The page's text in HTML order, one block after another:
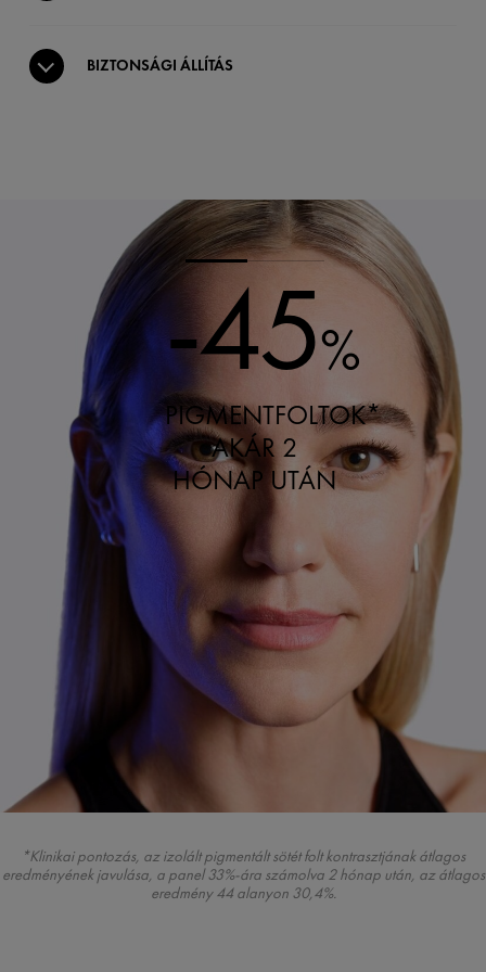
BIZTONSÁGI ÁLLÍTÁS
-45%
PIGMENTFOLTOK*
AKÁR 2
HÓNAP UTÁN
*Klinikai pontozás, az izolált pigmentált sötét folt kontrasztjának átlagos
eredményének javulása, a panel 33%-ára számolva 2 hónap után, az átlagos
eredmény 44 alanyon 30,4%.